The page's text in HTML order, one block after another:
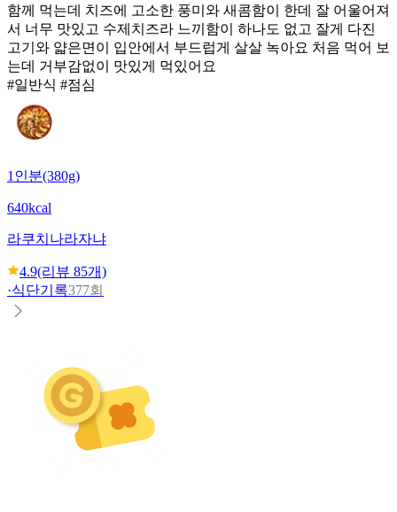
함께 먹는데 치즈에 고소한 풍미와 새콤함이 한데 잘 어울어져
서 너무 맛있고 수제치즈라 느끼함이 하나도 없고 잘게 다진
고기와 얇은면이 입안에서 부드럽게 살살 녹아요 처음 먹어 보
는데 거부감없이 맛있게 먹있어요
#일반식 #점심
1인분(380g)
640kcal
라쿠치나라자냐
4.9(리뷰 85개)
·식단기록377회